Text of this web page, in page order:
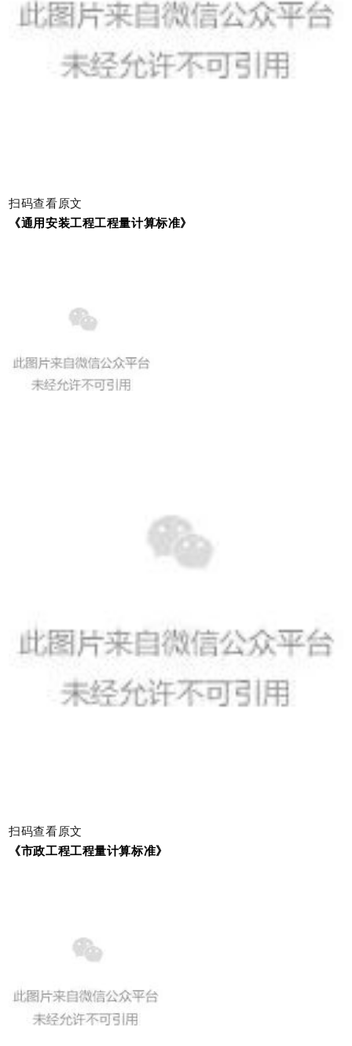
扫码查看原文
《通用安装工程工程量计算标准》
扫码查看原文
《市政工程工程量计算标准》